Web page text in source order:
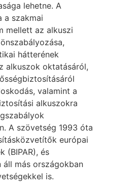
lehetne. A
a szakmai
mellett az alkuszi
hátterének
alkuszok oktatásáról,
valamint a
alkuszokra
A szövetség 1993 óta
európai
(BIPAR), és
áll más országokban
is.